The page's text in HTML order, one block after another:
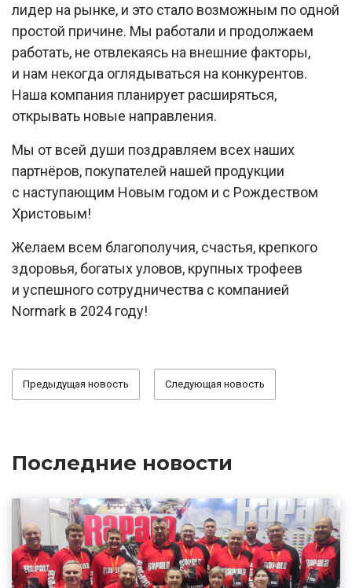
лидер на рынке, и это стало возможным по одной
простой причине. Мы работали и продолжаем
работать, не отвлекаясь на внешние факторы,
и нам некогда оглядываться на конкурентов.
Наша компания планирует расширяться,
открывать новые направления.
Мы от всей души поздравляем всех наших
партнёров, покупателей нашей продукции
с наступающим Новым годом и с Рождеством
Христовым!
Желаем всем благополучия, счастья, крепкого
здоровья, богатых уловов, крупных трофеев
и успешного сотрудничества с компанией
Normark в 2024 году!
Предыдущая новость Следующая новость
Последние новости